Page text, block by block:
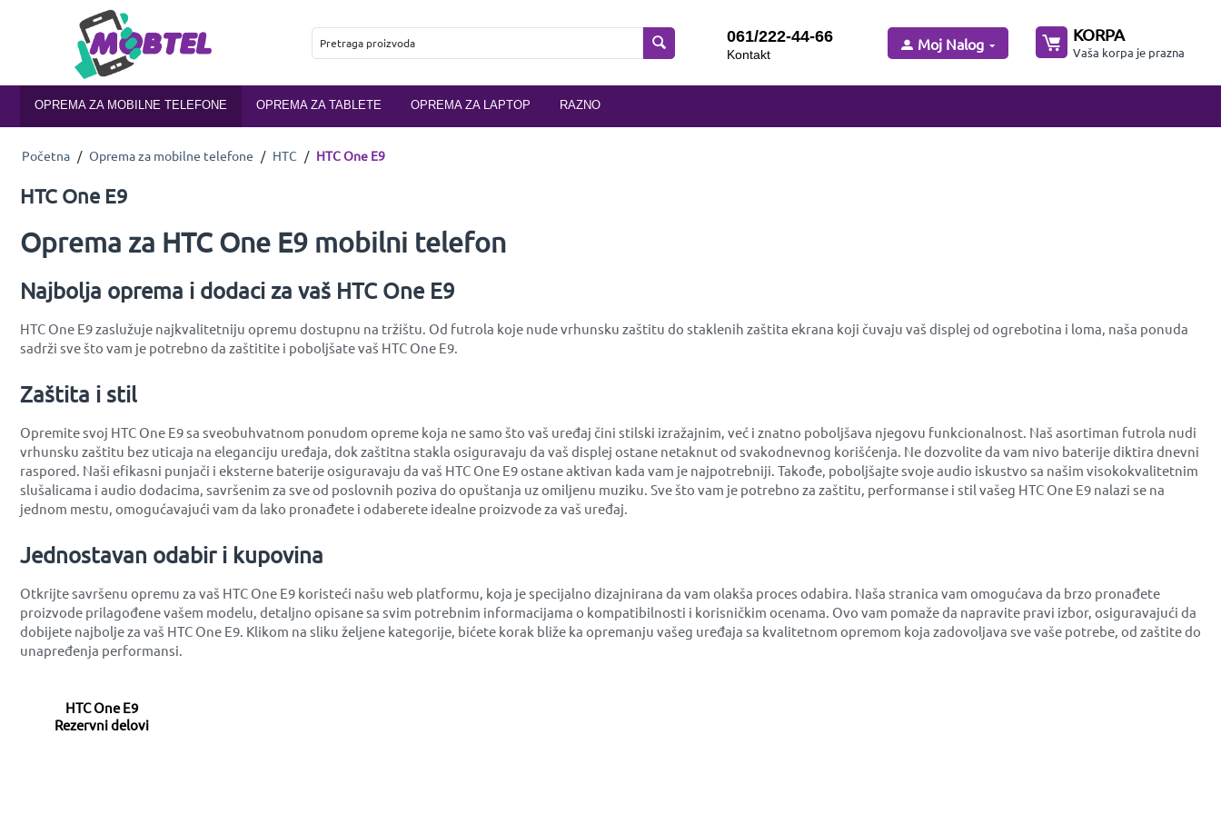
061/222-44-66
Kontakt
Moj Nalog KORPA
Vaša korpa je prazna
OPREMA ZA MOBILNE TELEFONE OPREMA ZA TABLETE OPREMA ZA LAPTOP RAZNO
Početna / Oprema za mobilne telefone / HTC / HTC One E9
HTC One E9
Oprema za HTC One E9 mobilni telefon
Najbolja oprema i dodaci za vaš HTC One E9
HTC One E9 zaslužuje najkvalitetniju opremu dostupnu na tržištu. Od futrola koje nude vrhunsku zaštitu do staklenih zaštita ekrana koji čuvaju vaš displej od ogrebotina i loma, naša ponuda
sadrži sve što vam je potrebno da zaštitite i poboljšate vaš HTC One E9.
Zaštita i stil
Opremite svoj HTC One E9 sa sveobuhvatnom ponudom opreme koja ne samo što vaš uređaj čini stilski izražajnim, već i znatno poboljšava njegovu funkcionalnost. Naš asortiman futrola nudi
vrhunsku zaštitu bez uticaja na eleganciju uređaja, dok zaštitna stakla osiguravaju da vaš displej ostane netaknut od svakodnevnog korišćenja. Ne dozvolite da vam nivo baterije diktira dnevni
raspored. Naši efikasni punjači i eksterne baterije osiguravaju da vaš HTC One E9 ostane aktivan kada vam je najpotrebniji. Takođe, poboljšajte svoje audio iskustvo sa našim visokokvalitetnim
slušalicama i audio dodacima, savršenim za sve od poslovnih poziva do opuštanja uz omiljenu muziku. Sve što vam je potrebno za zaštitu, performanse i stil vašeg HTC One E9 nalazi se na
jednom mestu, omogućavajući vam da lako pronađete i odaberete idealne proizvode za vaš uređaj.
Jednostavan odabir i kupovina
Otkrijte savršenu opremu za vaš HTC One E9 koristeći našu web platformu, koja je specijalno dizajnirana da vam olakša proces odabira. Naša stranica vam omogućava da brzo pronađete
proizvode prilagođene vašem modelu, detaljno opisane sa svim potrebnim informacijama o kompatibilnosti i korisničkim ocenama. Ovo vam pomaže da napravite pravi izbor, osiguravajući da
dobijete najbolje za vaš HTC One E9. Klikom na sliku željene kategorije, bićete korak bliže ka opremanju vašeg uređaja sa kvalitetnom opremom koja zadovoljava sve vaše potrebe, od zaštite do
unapređenja performansi.
HTC One E9
Rezervni delovi